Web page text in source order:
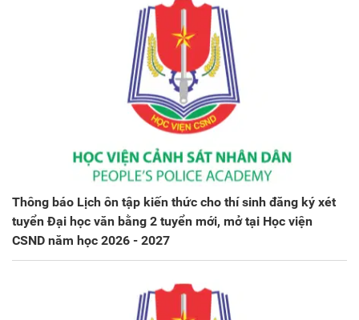
Thông báo Lịch ôn tập kiến thức cho thí sinh đăng ký xét
tuyển Đại học văn bằng 2 tuyển mới, mở tại Học viện
CSND năm học 2026 - 2027